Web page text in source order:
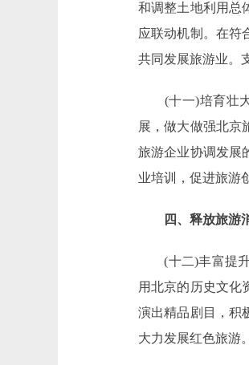
和调整土地利用总
应联动机制。在符
共同发展旅游业。
(十一)培育壮大
展，做大做强北京
旅游企业协调发展
业培训，促进旅游
四、释放旅游
(十二)丰富提升
用北京的历史文化
演出精品剧目，积
大力发展红色旅游